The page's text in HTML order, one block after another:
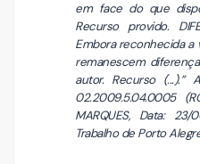
em face do que
Recurso provido.
Embora reconhecida a
remanescem
autor. Recurso (...).”
02.2009.5.04.0005
MARQUES, Data:
Trabalho de Porto